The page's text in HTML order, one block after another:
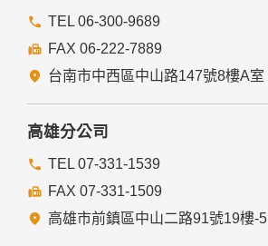
TEL 06-300-9689
FAX 06-222-7889
台南市中西區中山路147號8樓A室
高雄分公司
TEL 07-331-1539
FAX 07-331-1509
高雄市前鎮區中山二路91號19樓-5